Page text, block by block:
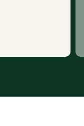
appel à